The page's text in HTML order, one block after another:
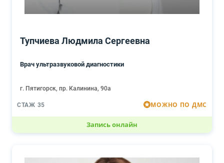
Тупчиева Людмила Сергеевна
Врач ультразвуковой диагностики
г. Пятигорск, пр. Калинина, 90а
СТАЖ 35 МОЖНО ПО ДМС
Запись онлайн